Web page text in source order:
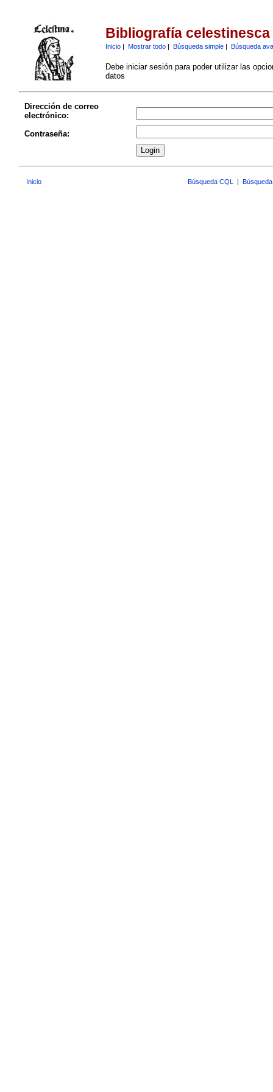
Bibliografía celestinesca
Inicio| Mostrar todo| Búsqueda simple| Búsqueda
Debe iniciar sesión para poder utilizar las
datos
Dirección de correo
electrónico:
Contraseña:
Inicio Búsqueda CQL |